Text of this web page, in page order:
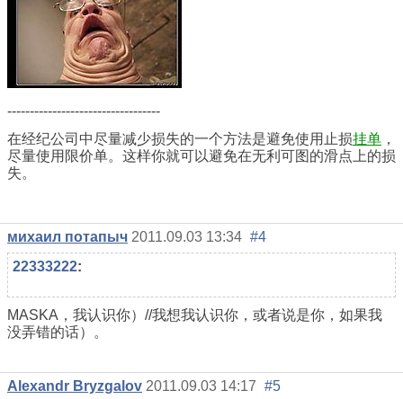
----------------------------------
在经纪公司中尽量减少损失的一个方法是避免使用止损挂单 ，
尽量使用限价单。这样你就可以避免在无利可图的滑点上的损
失。
михаил потапыч 2011.09.03 13:34 #4
22333222:
MASKA，我认识你）//我想我认识你，或者说是你，如果我
没弄错的话）。
Alexandr Bryzgalov 2011.09.03 14:17 #5